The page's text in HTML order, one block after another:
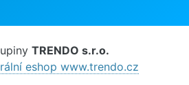
TRENDO s.r.o.
eshop www.trendo.cz